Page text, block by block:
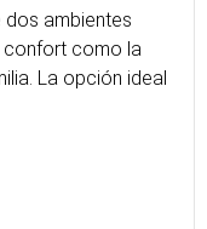
dos ambientes
confort como la
La opción ideal